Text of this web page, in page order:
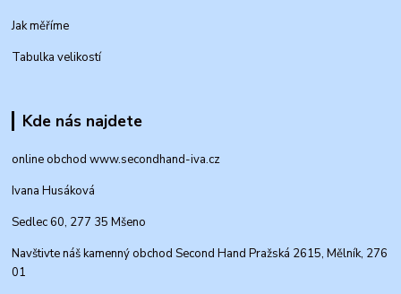
Jak měříme
Tabulka velikostí
Kde nás najdete
online obchod www.secondhand-iva.cz
Ivana Husáková
Sedlec 60, 277 35 Mšeno
Navštivte náš kamenný obchod Second Hand Pražská 2615, Mělník, 276
01